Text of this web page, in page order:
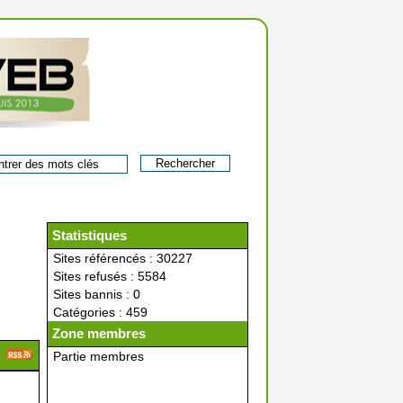
Statistiques
Sites référencés : 30227
Sites refusés : 5584
Sites bannis : 0
Catégories : 459
Zone membres
Partie membres